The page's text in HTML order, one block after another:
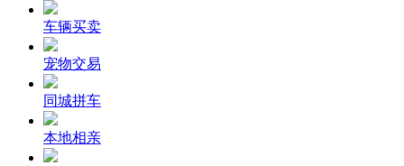
车辆买卖
宠物交易
同城拼车
本地相亲